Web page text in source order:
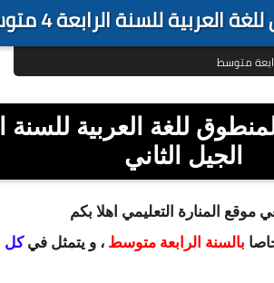
الرابعة 4 متوسط الجيل الثاني
متوسط
الجيل الثاني
موقع المنارة التعليمي اهلا بكم
بالسنة الرابعة متوسط ، و يتمثل فيكل